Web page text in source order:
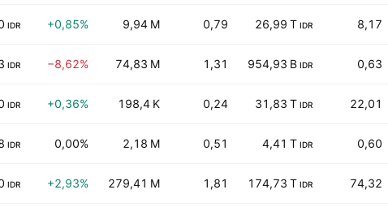
IDR +0,85% 9,94 M 0,79 26,99 T IDR 8,17
IDR −8,62% 74,83 M 1,31 954,93 B IDR 0,63
IDR +0,36% 198,4 K 0,24 31,83 T IDR 22,01
IDR 0,00% 2,18 M 0,51 4,41 T IDR 0,60
IDR +2,93% 279,41 M 1,81 174,73 T IDR 74,32